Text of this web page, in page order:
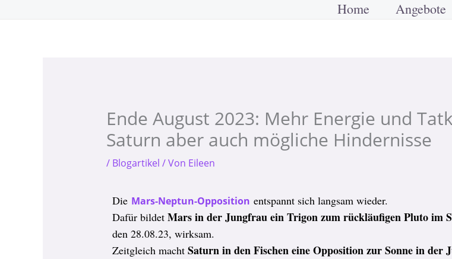
Home Angebote
Ende August 2023: Mehr Energie und
Saturn aber auch mögliche Hindernisse
/ Blogartikel / Von Eileen
Die Mars-Neptun-Opposition entspannt sich langsam wieder.
Dafür bildet Mars in der Jungfrau ein Trigon zum rückläufigen Pluto im
den 28.08.23, wirksam.
Zeitgleich macht Saturn in den Fischen eine Opposition zur Sonne in der